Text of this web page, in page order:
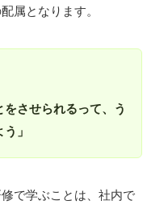
属となります。
をさせられるって、う
」
で学ぶことは、社内で